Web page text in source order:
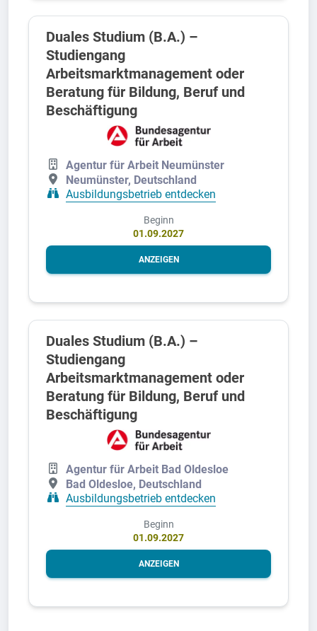
Duales Studium (B.A.) –
Studiengang
Arbeitsmarktmanagement oder
Beratung für Bildung, Beruf und
Beschäftigung
Agentur für Arbeit Neumünster
Neumünster, Deutschland
Ausbildungsbetrieb entdecken
Beginn
01.09.2027
ANZEIGEN
Duales Studium (B.A.) –
Studiengang
Arbeitsmarktmanagement oder
Beratung für Bildung, Beruf und
Beschäftigung
Agentur für Arbeit Bad Oldesloe
Bad Oldesloe, Deutschland
Ausbildungsbetrieb entdecken
Beginn
01.09.2027
ANZEIGEN